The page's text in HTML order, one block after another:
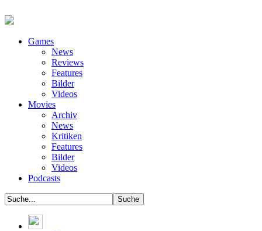
Games
News
Reviews
Features
Bilder
Videos
Movies
Archiv
News
Kritiken
Features
Bilder
Videos
Podcasts